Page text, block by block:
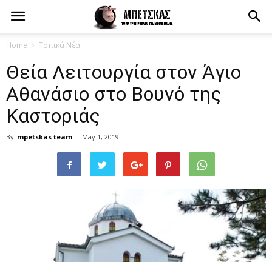
Home Τοπικά Νέα
Θεία Λειτουργία στον Άγιο
Αθανάσιο στο Βουνό της
Καστοριάς
By mpetskas team - May 1, 2019